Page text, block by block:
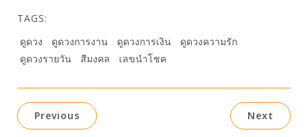
TAGS:
ดูดวง
ดูดวงการงาน ดูดวงการเงิน
ดูดวงความรัก
ดูดวงรายวัน
สีมงคล เลขนำโชค
Previous Next